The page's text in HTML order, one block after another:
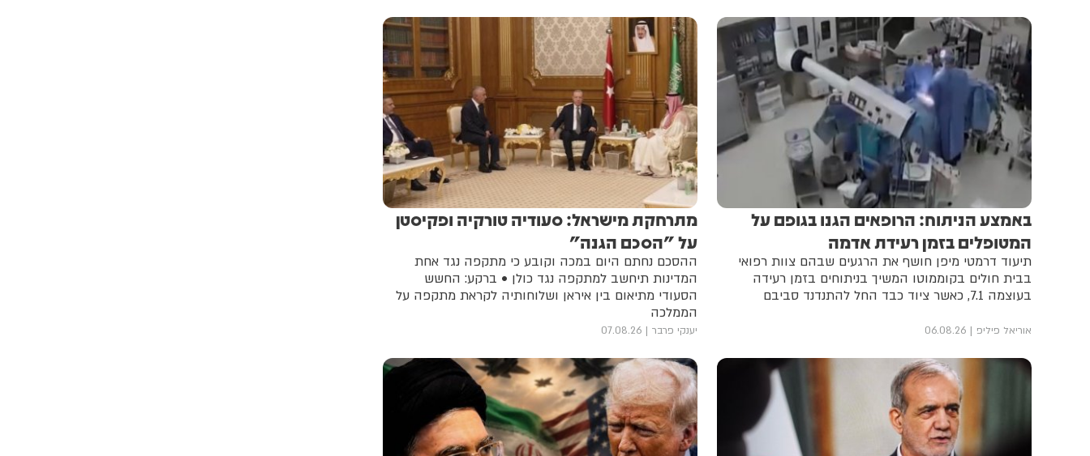
באמצע הניתוח: הרופאים הגנו בגופם על
המטופלים בזמן רעידת אדמה
תיעוד דרמטי מיפן חושף את הרגעים שבהם צוות רפואי
בבית חולים בקוממוטו המשיך בניתוחים בזמן רעידה
בעוצמה 7.1, כאשר ציוד כבד החל להתנדנד סביבם
אוריאל פיליפ 06.08.26
מתרחקת מישראל: סעודיה טורקיה ופקיסטן
על "הסכם הגנה"
ההסכם נחתם היום במכה וקובע כי מתקפה נגד אחת
המדינות תיחשב למתקפה נגד כולן • ברקע: החשש
הסעודי מתיאום בין איראן ושלוחותיה לקראת מתקפה על
הממלכה
יענקי פרבר 07.08.26